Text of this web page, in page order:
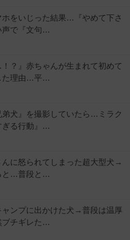
ホをいじった結果…『やめて下さ
で『文句…
？』赤ちゃんが生まれて初めて
た理由…平…
弟犬』を撮影していたら…ミラク
ぎる行動』…
んに怒られてしまった超大型犬→
と…普段と…
ャンプに出かけた犬→普段は温厚
チギレた…